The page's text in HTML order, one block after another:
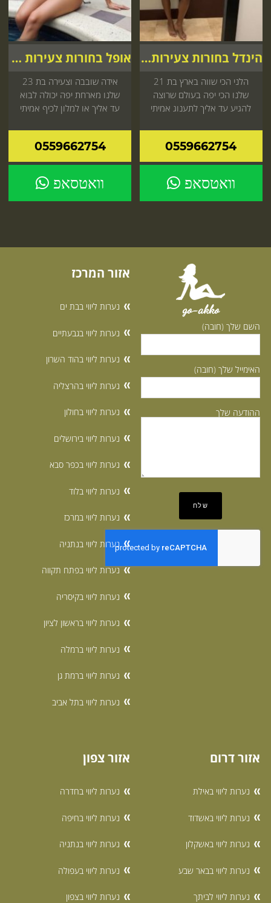
הינדל בחורות צעירות אצלך
הלני הכי שווה בארץ בת 21
שלנו הכי יפה בעולם שרוצה
להגיע עד אליך לתענוג אמיתי
0559662754
וואטסאפ
אופל בחורות צעירות אצלך
אידה שובבה וצעירה בת 23
שלנו מארחת יפה יכולה לבוא
עד אליך או למלון לכיף אמיתי
0559662754
וואטסאפ
go-akko
השם שלך (חובה)
האימייל שלך (חובה)
ההודעה שלך
אזור המרכז
נערות ליווי בבת ים
נערות ליווי בגבעתיים
נערות ליווי בהוד השרון
נערות ליווי בהרצליה
נערות ליווי בחולון
נערות ליווי בירושלים
נערות ליווי בכפר סבא
נערות ליווי בלוד
נערות ליווי במרכז
נערות ליווי בנתניה
נערות ליווי בפתח תקווה
נערות ליווי בקיסריה
נערות ליווי בראשון לציון
נערות ליווי ברמלה
נערות ליווי ברמת גן
נערות ליווי בתל אביב
אזור דרום
נערות ליווי באילת
נערות ליווי באשדוד
נערות ליווי באשקלון
נערות ליווי בבאר שבע
נערות ליווי לביתך
אזור צפון
נערות ליווי בחדרה
נערות ליווי בחיפה
נערות ליווי בנתניה
נערות ליווי בעפולה
נערות ליווי בצפון